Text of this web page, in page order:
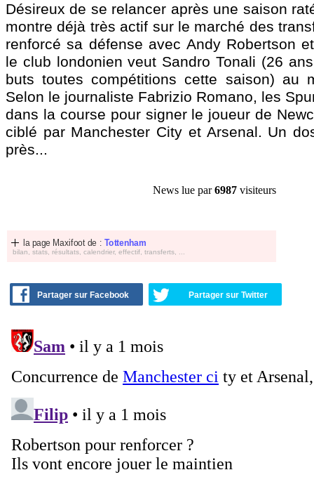
Désireux de se relancer après une saison
montre déjà très actif sur le marché des
renforcé sa défense avec Andy Robertson
le club londonien veut SandroTonali (26
buts toutes compétitions cette saison) au
Selon le journaliste Fabrizio Romano, les
dans la course pour signer le joueur de
ciblé par Manchester City et Arsenal. Un
près...
News lue par6987 visiteurs
la page Maxifoot de : Tottenham
bilan, stats, résultats, calendrier, effectif, transferts, ...
Partager sur Facebook Partager sur Twitter